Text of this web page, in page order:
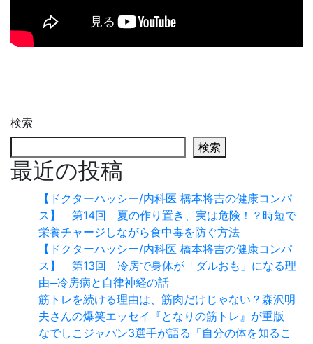
検索
検索
最近の投稿
【ドクターハッシー/内科医 橋本将吉の健康コンパ
ス】 第14回 夏の作り置き、実は危険！？時短で
栄養チャージしながら食中毒を防ぐ方法
【ドクターハッシー/内科医 橋本将吉の健康コンパ
ス】 第13回 冷房で身体が「ダルおも」になる理
由─冷房病と自律神経の話
筋トレを続ける理由は、筋肉だけじゃない？森沢明
夫さんの爆笑エッセイ『となりの筋トレ』が重版
なでしこジャパン3選手が語る「自分の体を知るこ